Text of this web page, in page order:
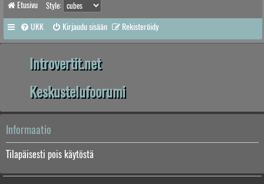
Etusivu Style:
UKK Kirjaudu sisään Rekisteröidy
Introvertit.net
Keskustelufoorumi
Informaatio
Tilapäisesti pois käytöstä